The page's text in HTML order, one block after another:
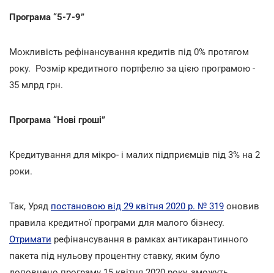
Програма “5-7-9”
Можливість рефінансування кредитів під 0% протягом
року. Розмір кредитного портфелю за цією програмою -
35 млрд грн.
Програма “Нові гроші”
Кредитування для мікро- і малих підприємців під 3% на 2
роки.
Так, Уряд постановою від 29 квітня 2020 р. № 319 оновив
правила кредитної програми для малого бізнесу.
Отримати рефінансування в рамках антикарантинного
пакета під нульову процентну ставку, яким було